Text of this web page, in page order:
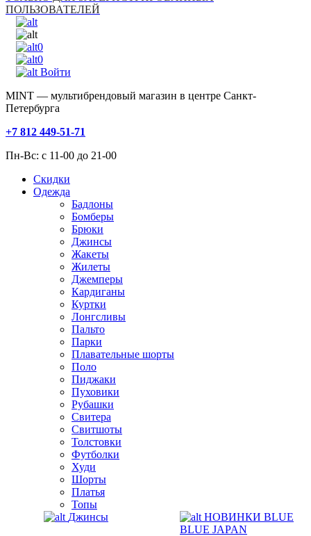
ПОЛЬЗОВАТЕЛЕЙ
0
0
Войти
MINT — мультибрендовый магазин в центре Санкт-
Петербурга
+7 812 449-51-71
Пн-Вс: с 11-00 до 21-00
Скидки
Одежда
Бадлоны
Бомберы
Брюки
Джинсы
Жакеты
Жилеты
Джемперы
Кардиганы
Куртки
Лонгсливы
Пальто
Парки
Плавательные шорты
Поло
Пиджаки
Пуховики
Рубашки
Свитера
Свитшоты
Толстовки
Футболки
Худи
Шорты
Платья
Топы
Джинсы
НОВИНКИ BLUE
BLUE JAPAN